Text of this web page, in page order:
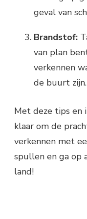
geval van
Brandstof:
van plan
verkennen
de buurt zijn.
Met deze tips en
klaar om de
verkennen met
spullen en ga op
land!